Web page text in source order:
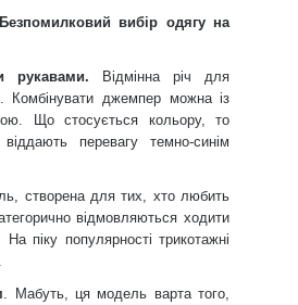
вибір одягу на
рукавами.
Відмінна річ для
Комбінувати джемпер можна із
Що стосується кольору, то
перевагу темно-синім
створена для тих, хто любить
відмовляються ходити
піку популярності трикотажні
. Мабуть, ця модель варта того,